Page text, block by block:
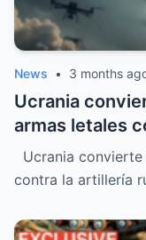
News • 3 months
Ucrania
armas letales
Ucrania
contra la artillería